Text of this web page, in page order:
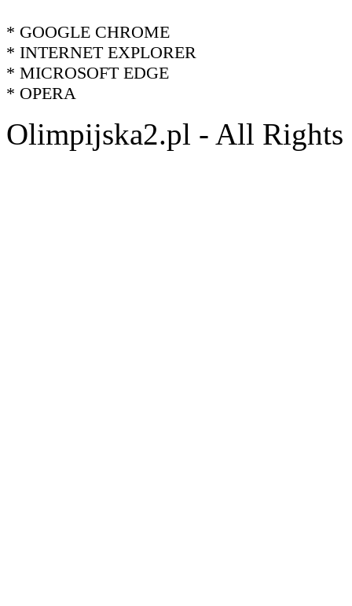
* GOOGLE CHROME
* INTERNET EXPLORER
* MICROSOFT EDGE
* OPERA
Olimpijska2.pl - All Rights